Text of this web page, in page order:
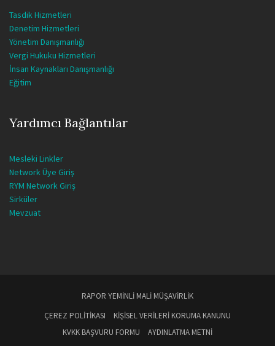
Tasdik Hizmetleri
Denetim Hizmetleri
Yönetim Danışmanlığı
Vergi Hukuku Hizmetleri
İnsan Kaynakları Danışmanlığı
Eğitim
Yardımcı Bağlantılar
Mesleki Linkler
Network Üye Giriş
RYM Network Giriş
Sirküler
Mevzuat
RAPOR YEMINLI MALI MÜŞAVIRLIK
ÇEREZ POLITIKASI
KIŞISEL VERILERI KORUMA KANUNU
KVKK BAŞVURU FORMU
AYDINLATMA METNI